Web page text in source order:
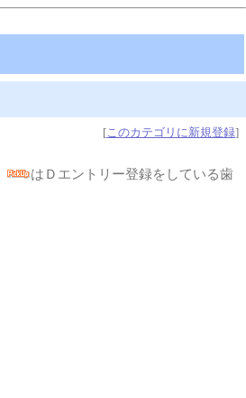
[このカテゴリに新規登録]
はＤエントリー登録をしている歯